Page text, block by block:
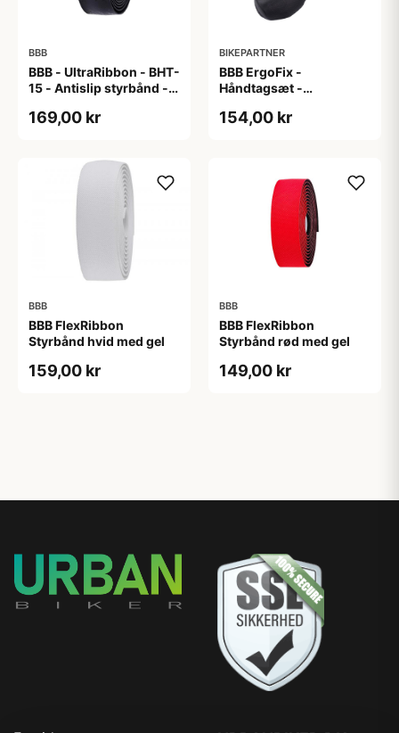
BBB
BBB - UltraRibbon - BHT-
15 - Antislip styrbånd -
169,00 kr
BIKEPARTNER
BBB ErgoFix -
Håndtagsæt -
Sort
154,00 kr
BBB
BBB FlexRibbon
Styrbånd hvid med gel
159,00 kr
BBB
BBB FlexRibbon
Styrbånd rød med gel
149,00 kr